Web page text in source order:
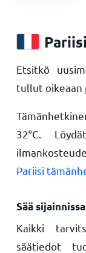
Etsitkö
tullut oikeaan
32°C .
Pariisi
Sää
Kaikki
säätiedot